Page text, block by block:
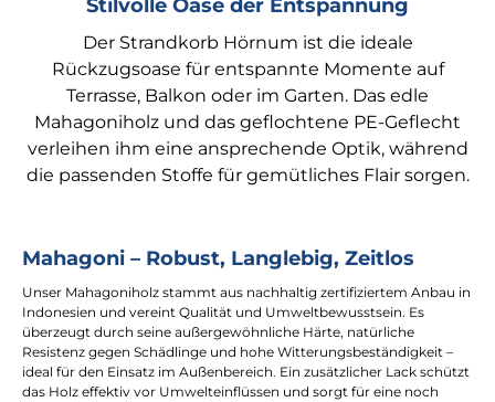
Der Strandkorb Hörnum ist die ideale
Rückzugsoase für entspannte Momente auf
Terrasse, Balkon oder im Garten. Das edle
Mahagoniholz und das geflochtene PE-Geflecht
verleihen ihm eine ansprechende Optik, während
die passenden Stoffe für gemütliches Flair sorgen.
Mahagoni – Robust, Langlebig, Zeitlos
Unser Mahagoniholz stammt aus nachhaltig zertifiziertem Anbau in
Indonesien und vereint Qualität und Umweltbewusstsein. Es
überzeugt durch seine außergewöhnliche Härte, natürliche
Resistenz gegen Schädlinge und hohe Witterungsbeständigkeit –
ideal für den Einsatz im Außenbereich. Ein zusätzlicher Lack schützt
das Holz effektiv vor Umwelteinflüssen und sorgt für eine noch